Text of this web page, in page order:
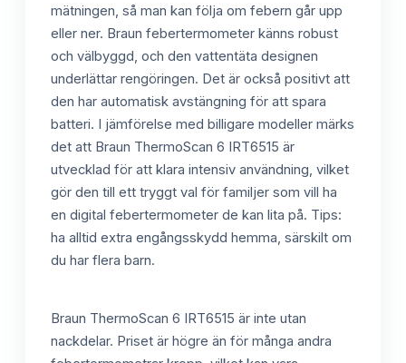
mätningen, så man kan följa om febern går upp
eller ner. Braun febertermometer känns robust
och välbyggd, och den vattentäta designen
underlättar rengöringen. Det är också positivt att
den har automatisk avstängning för att spara
batteri. I jämförelse med billigare modeller märks
det att Braun ThermoScan 6 IRT6515 är
utvecklad för att klara intensiv användning, vilket
gör den till ett tryggt val för familjer som vill ha
en digital febertermometer de kan lita på. Tips:
ha alltid extra engångsskydd hemma, särskilt om
du har flera barn.
Braun ThermoScan 6 IRT6515 är inte utan
nackdelar. Priset är högre än för många andra